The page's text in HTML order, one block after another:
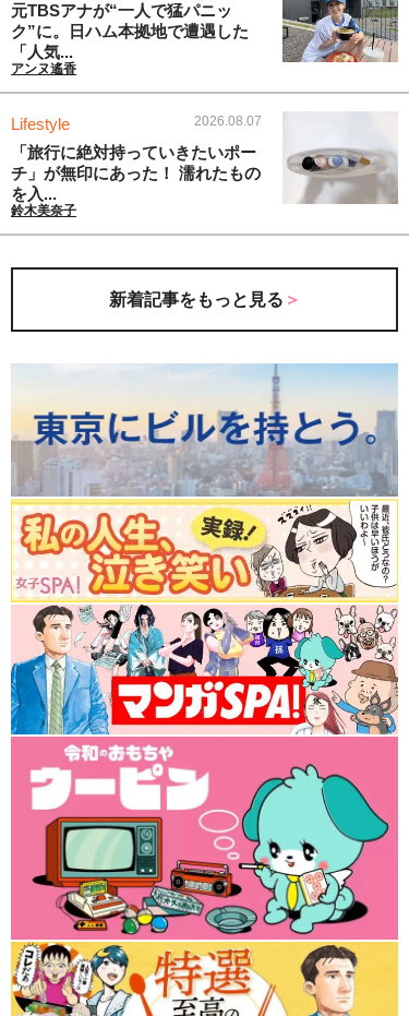
元TBSアナが“一人で猛パニッ
ク”に。日ハム本拠地で遭遇した
「人気...
アンヌ遙香
Lifestyle 2026.08.07
「旅行に絶対持っていきたいポー
チ」が無印にあった！ 濡れたもの
を入...
鈴木美奈子
新着記事をもっと見る